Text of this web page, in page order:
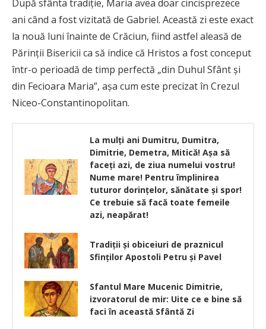
După sfânta tradiție, Maria avea doar cincisprezece
ani când a fost vizitată de Gabriel. Această zi este exact
la nouă luni înainte de Crăciun, fiind astfel aleasă de
Părinții Bisericii ca să indice că Hristos a fost conceput
într-o perioadă de timp perfectă „din Duhul Sfânt și
din Fecioara Maria”, așa cum este precizat în Crezul
Niceo-Constantinopolitan.
La mulți ani Dumitru, Dumitra,
Dimitrie, Demetra, Mitică! Așa să
faceți azi, de ziua numelui vostru!
Nume mare! Pentru împlinirea
tuturor dorințelor, sănătate și spor!
Ce trebuie să facă toate femeile
azi, neapărat!
Tradiții și obiceiuri de praznicul
Sfinților Apostoli Petru și Pavel
Sfantul Mare Mucenic Dimitrie,
izvoratorul de mir: Uite ce e bine să
faci în această Sfântă Zi